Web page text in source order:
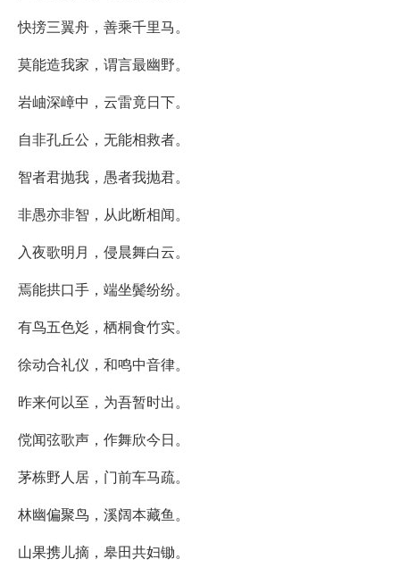
快搒三翼舟，善乘千里马。
莫能造我家，谓言最幽野。
岩岫深嶂中，云雷竟日下。
自非孔丘公，无能相救者。
智者君抛我，愚者我抛君。
非愚亦非智，从此断相闻。
入夜歌明月，侵晨舞白云。
焉能拱口手，端坐鬓纷纷。
有鸟五色彣，栖桐食竹实。
徐动合礼仪，和鸣中音律。
昨来何以至，为吾暂时出。
傥闻弦歌声，作舞欣今日。
茅栋野人居，门前车马疏。
林幽偏聚鸟，溪阔本藏鱼。
山果携儿摘，皋田共妇锄。